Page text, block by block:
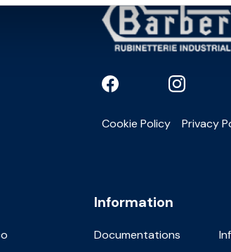
Cookie Policy Privacy
Information
Documentations